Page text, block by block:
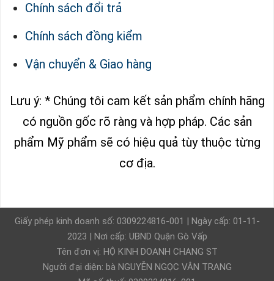
Chính sách đổi trả
Chính sách đồng kiểm
Vận chuyển & Giao hàng
Lưu ý: * Chúng tôi cam kết sản phẩm chính hãng
có nguồn gốc rõ ràng và hợp pháp. Các sản
phẩm Mỹ phẩm sẽ có hiệu quả tùy thuộc từng
cơ địa.
Giấy phép kinh doanh số: 0309224816-001 | Ngày cấp: 01-11-
2023 | Nơi cấp: UBND Quận Gò Vấp
Tên đơn vị: HỘ KINH DOANH CHANG ST
Người đại diện: bà NGUYỄN NGỌC VÂN TRANG